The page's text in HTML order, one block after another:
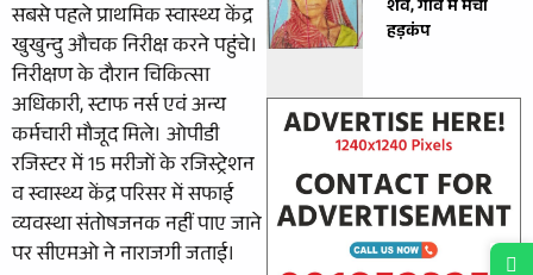
सबसे पहले प्राथमिक स्वास्थ्य केंद्र
खुखुन्दु औचक निरीक्ष करने पहुंचे।
निरीक्षण के दौरान चिकित्सा
अधिकारी, स्टाफ नर्स एवं अन्य
कर्मचारी मौजूद मिले। ओपीडी
रजिस्टर में 15 मरीजों के रजिस्ट्रेशन
व स्वास्थ्य केंद्र परिसर में सफाई
व्यवस्था संतोषजनक नहीं पाए जाने
पर सीएमओ ने नाराजगी जताई।
शव, गांव में मचा
हड़कंप